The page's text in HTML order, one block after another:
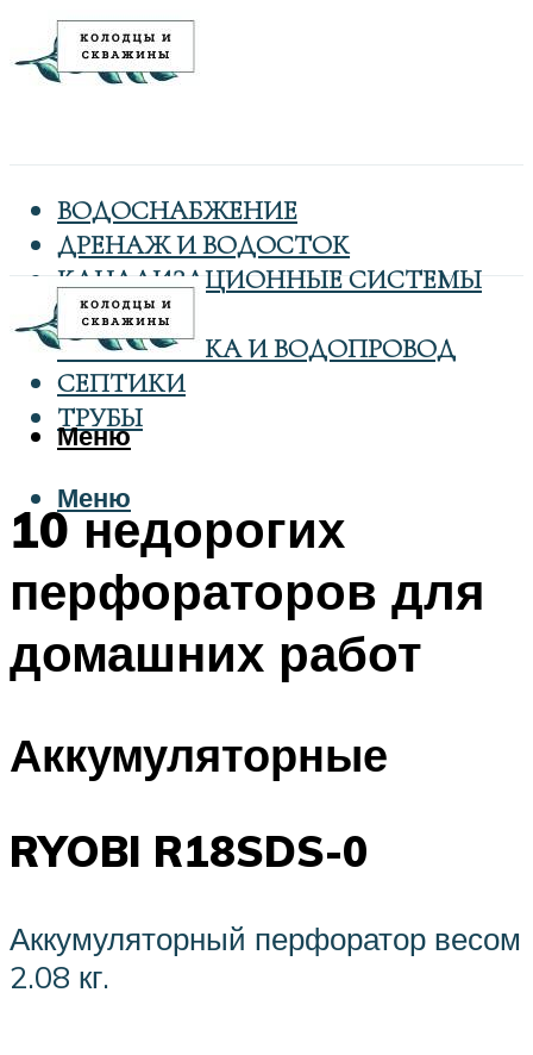
ВОДОСНАБЖЕНИЕ
ДРЕНАЖ И ВОДОСТОК
КАНАЛИЗАЦИОННЫЕ СИСТЕМЫ
КОЛОДЦЫ
САНТЕХНИКА И ВОДОПРОВОД
СЕПТИКИ
ТРУБЫ
Меню
Меню
10 недорогих
перфораторов для
домашних работ
Аккумуляторные
RYOBI R18SDS-0
Аккумуляторный перфоратор весом
2.08 кг.